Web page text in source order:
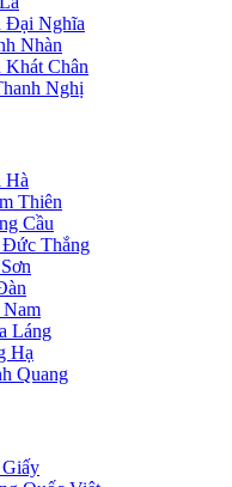
Đại Nghĩa
Nhàn
Khát Chân
Nghị
Hà
Thiên
Cầu
Đức Thắng
Nam
Láng
Hạ
Quang
Giấy